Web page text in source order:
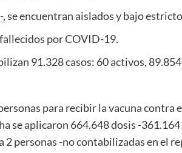
, se encuentran aislados y bajo
por COVID-19.
91.328 casos: 60 activos,
para recibir la vacuna contra
se aplicaron 664.648 dosis -
2 personas -no contabilizadas en el